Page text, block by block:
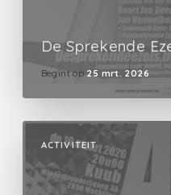
De Sprekende
Begint op 25 mrt. 2026
ACTIVITEIT